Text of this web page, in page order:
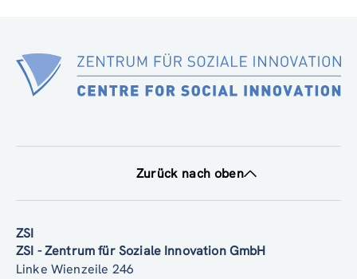
Zurück nach oben
ZSI
ZSI - Zentrum für Soziale Innovation GmbH
Linke Wienzeile 246